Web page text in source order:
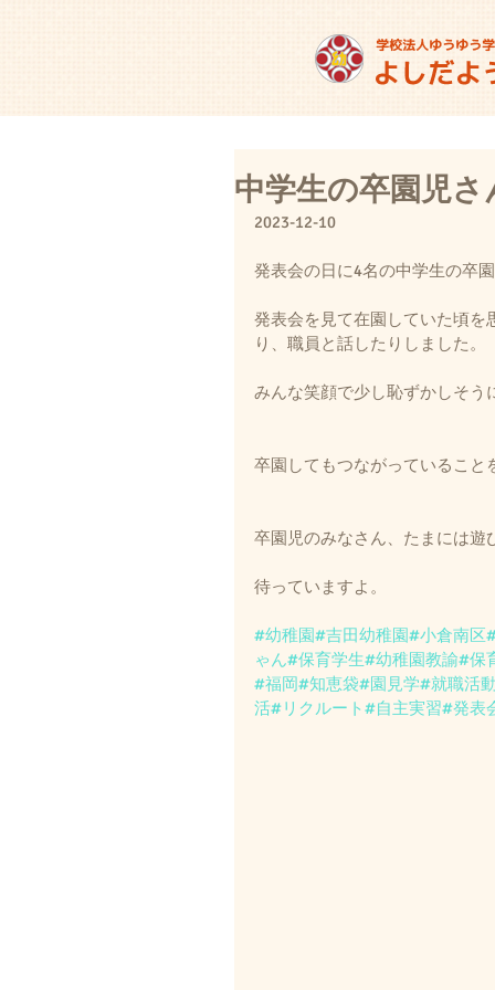
中学生の卒園児
2023-12-10
発表会の日に4名の中学生の卒
発表会を見て在園していた頃を
り、職員と話したりしました。
みんな笑顔で少し恥ずかしそう
卒園してもつながっていること
卒園児のみなさん、たまには遊
待っていますよ。
#幼稚園#吉田幼稚園#小倉南区
ゃん#保育学生#幼稚園教諭#保
#福岡#知恵袋#園見学#就職活
活#リクルート#自主実習#発表